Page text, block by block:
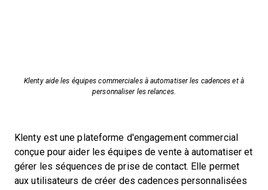
Klenty aide les équipes commerciales à automatiser les cadences et à
personnaliser les relances.
Klenty est une plateforme d'engagement commercial
conçue pour aider les équipes de vente à automatiser et
gérer les séquences de prise de contact. Elle permet
aux utilisateurs de créer des cadences personnalisées